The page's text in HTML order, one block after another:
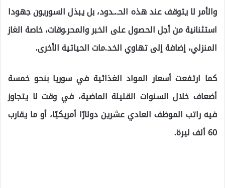
والأمر لا يتوقف عند هذه الحـ.ـدود، بل يبذل السوريون جهودا
استثنانية من أجل الحصول على الخبر والمحر.وقات، خاصة الغاز
المنزلي، إضافة إلى تهاوي الخد.مات الحياتية الأخرى.
كما ارتفعت أسعار المواد الغذائية في سوريا بنحو خمسة
أضعاف خلال السنوات القليلة الماضية، في وقت لا يتجاوز
فيه راتب الموظف العادي عشرين دولارًا أمريكيًا، أو ما يقارب
60 ألف ليرة.